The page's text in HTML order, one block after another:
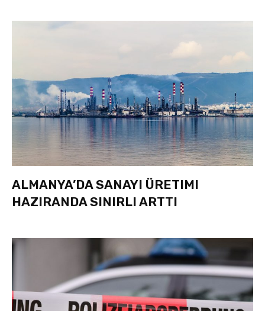
ALMANYA’DA SANAYI ÜRETIMI
HAZIRANDA SINIRLI ARTTI